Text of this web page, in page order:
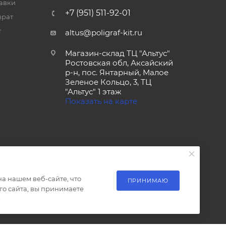
+7 (951) 511-92-01
altus@poligraf-kit.ru
Магазин-склад ТЦ "Альтус"
Ростовская обл, Аксайский
р-н, пос. Янтарный, Малое
Зеленое Кольцо, 3, ТЦ
"Альтус" 1 этаж
Показать на карте
нашем веб-сайте, что
сайта, вы принимаете
ПРИНИМАЮ